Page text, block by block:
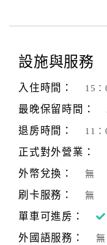
請
款
據
作
提
設施與服務
入住時間： 15：
最晚保留時間：
退房時間： 11
正式對外營業：
外幣兌換： 無
刷卡服務： 無
單車可進房：
外國語服務：
無